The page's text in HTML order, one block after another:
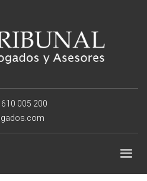
005 200